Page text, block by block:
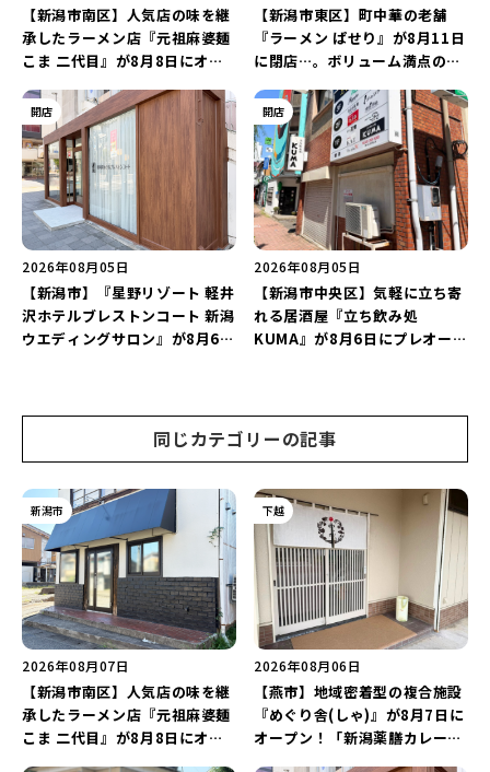
【新潟市南区】人気店の味を継
承したラーメン店『元祖麻婆麺
こま 二代目』が8月8日にオー
た「麻婆麺」を復刻♪
【新潟市東区】町中華の老舗
『ラーメン ぱせり』が8月11日
に閉店…。ボリューム満点の名
開店
2026年08月05日
【新潟市】『星野リゾート 軽井
沢ホテルブレストンコート 新潟
ウエディングサロン』が8月6日
開店
2026年08月05日
【新潟市中央区】気軽に立ち寄
れる居酒屋『立ち飲み処
KUMA』が8月6日にプレオープ
同じカテゴリーの記事
新潟市
2026年08月07日
【新潟市南区】人気店の味を継
承したラーメン店『元祖麻婆麺
こま 二代目』が8月8日にオー
下越
2026年08月06日
【燕市】地域密着型の複合施設
『めぐり舎(しゃ)』が8月7日に
オープン！「新潟薬膳カレー